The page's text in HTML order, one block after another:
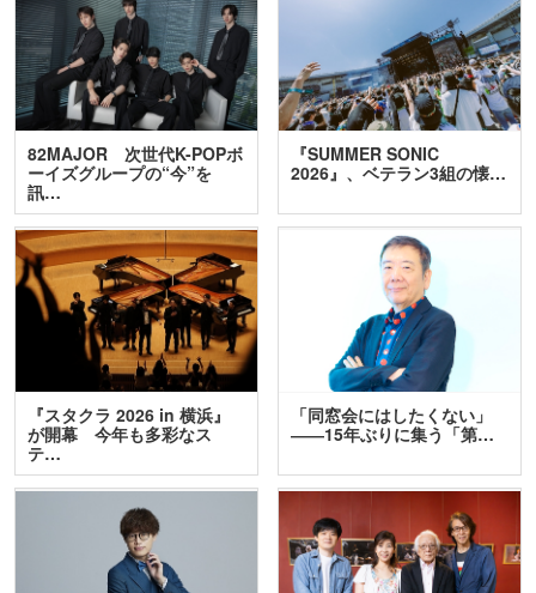
82MAJOR 次世代K-POPボ
ーイズグループの“今”を
訊…
『SUMMER SONIC
2026』、ベテラン3組の懐…
『スタクラ 2026 in 横浜』
が開幕 今年も多彩なス
テ…
「同窓会にはしたくない」
――15年ぶりに集う「第…